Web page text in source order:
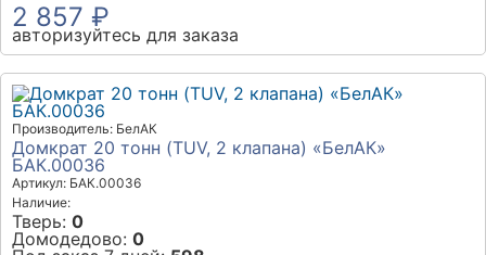
2 857 ₽
авторизуйтесь для заказа
Производитель: БелАК
Домкрат 20 тонн (TUV, 2 клапана) «БелАК»
БАК.00036
Артикул: БАК.00036
Наличие:
Тверь: 0
Домодедово: 0